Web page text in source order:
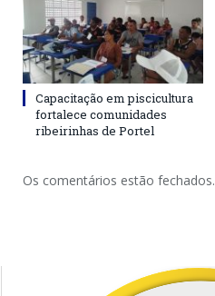
Capacitação em piscicultura
fortalece comunidades
ribeirinhas de Portel
Os comentários estão fechados.